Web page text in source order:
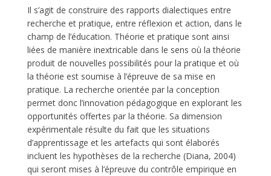
Il s’agit de construire des rapports dialectiques entre
recherche et pratique, entre réflexion et action, dans le
champ de l’éducation. Théorie et pratique sont ainsi
liées de manière inextricable dans le sens où la théorie
produit de nouvelles possibilités pour la pratique et où
la théorie est soumise à l’épreuve de sa mise en
pratique. La recherche orientée par la conception
permet donc l’innovation pédagogique en explorant les
opportunités offertes par la théorie. Sa dimension
expérimentale résulte du fait que les situations
d’apprentissage et les artefacts qui sont élaborés
incluent les hypothèses de la recherche (Diana, 2004)
qui seront mises à l’épreuve du contrôle empirique en